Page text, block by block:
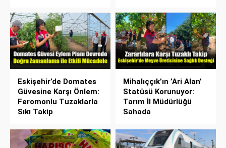
Eskişehir’de Domates
Güvesine Karşı Önlem:
Feromonlu Tuzaklarla
Sıkı Takip
Mihalıççık’ın ’Ari Alan’
Statüsü Korunuyor:
Tarım İl Müdürlüğü
Sahada